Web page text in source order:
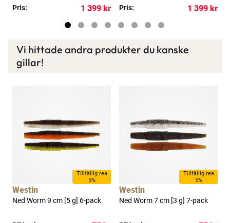
Pris:
1 399 kr
Pris:
1 399 kr
Vi hittade andra produkter du kanske
gillar!
Tillfällig rea
5%
Westin
Ned Worm 9 cm [5 g] 6-pack
Tillfällig rea
5%
Westin
Ned Worm 7 cm [3 g] 7-pack